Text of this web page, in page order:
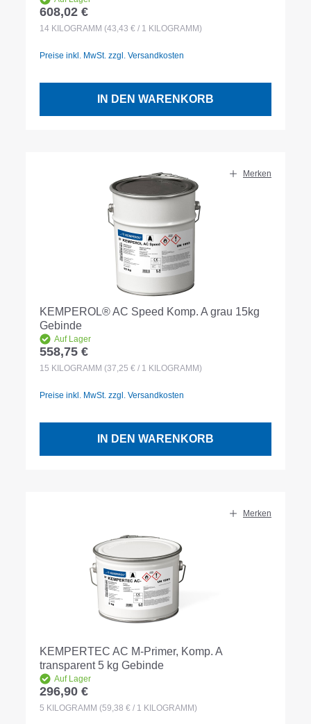
Regulärer Preis:
608,02 €
14 KILOGRAMM (43,43 € / 1 KILOGRAMM)
Preise inkl. MwSt. zzgl. Versandkosten
IN DEN WARENKORB
Merken
KEMPEROL® AC Speed Komp. A grau 15kg
Gebinde
Auf Lager
Regulärer Preis:
558,75 €
15 KILOGRAMM (37,25 € / 1 KILOGRAMM)
Preise inkl. MwSt. zzgl. Versandkosten
IN DEN WARENKORB
Merken
KEMPERTEC AC M-Primer, Komp. A
transparent 5 kg Gebinde
Auf Lager
Regulärer Preis:
296,90 €
5 KILOGRAMM (59,38 € / 1 KILOGRAMM)